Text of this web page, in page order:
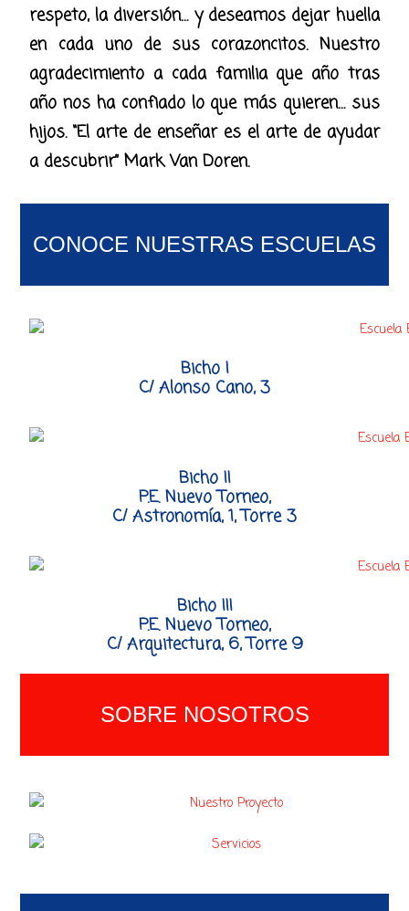
respeto, la diversión… y deseamos dejar huella
en cada uno de sus corazoncitos. Nuestro
agradecimiento a cada familia que año tras
año nos ha confiado lo que más quieren… sus
hijos. “El arte de enseñar es el arte de ayudar
a descubrir” Mark Van Doren.
CONOCE NUESTRAS ESCUELAS
Bicho I
C/ Alonso Cano, 3
Bicho II
P.E. Nuevo Torneo,
C/ Astronomía, 1, Torre 3
Bicho III
P.E. Nuevo Torneo,
C/ Arquitectura, 6, Torre 9
SOBRE NOSOTROS